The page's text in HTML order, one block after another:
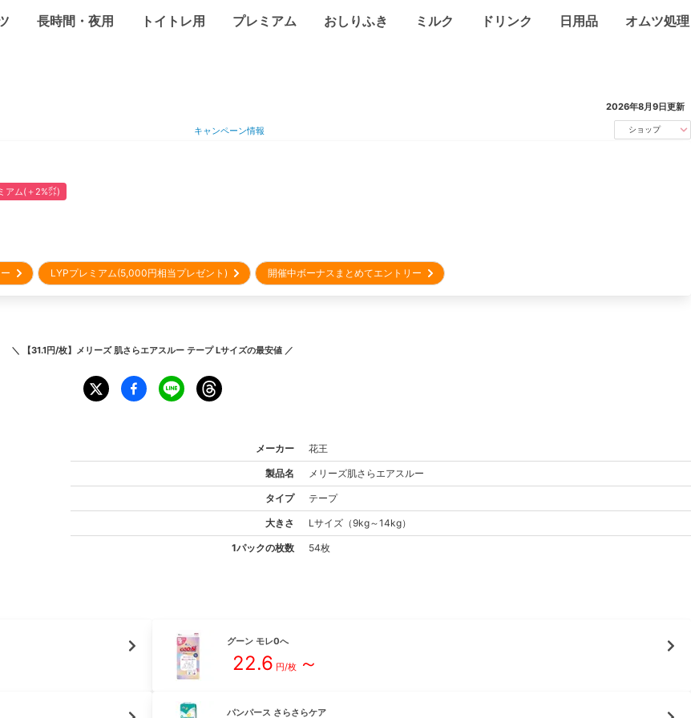
長時間・夜用 トイトレ用 プレミアム おしりふき ミルク ドリンク 日用品 オムツ処理
2026年8月9日更新
キャンペーン情報 ショップ
アム(＋2%㌽)
ー LYPプレミアム(5,000円相当プレゼント) 開催中ボーナスまとめてエントリー
＼ 【31.1円/枚】メリーズ 肌さらエアスルー テープ Lサイズの最安値 ／
メーカー 花王
製品名 メリーズ肌さらエアスルー
タイプ テープ
大きさ L サイズ （9kg～14kg）
1パックの枚数 54枚
グーン モレ0へ
22.6 円/枚 ～
パンパース さらさらケア